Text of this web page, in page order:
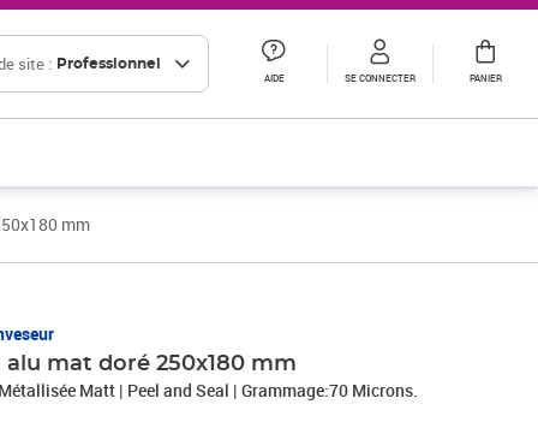
site : Professionnel
AIDE SE CONNECTER PANIER
mm
alu mat doré 250x180 mm
Matt | Peel and Seal | Grammage:70 Microns.